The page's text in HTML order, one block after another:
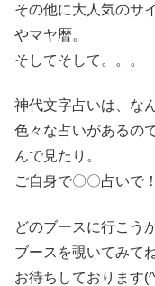
その他に大人気のサ
やマヤ暦。
そしてそして。。。
神代文字占いは、な
色々な占いがあるの
んで見たり。
ご自身で〇〇占いで
どのブースに行こう
ブースを覗いてみてね
お待ちしております